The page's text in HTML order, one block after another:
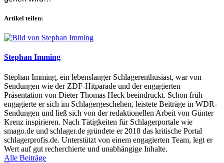
Artikel teilen:
Stephan Imming
Stephan Imming, ein lebenslanger Schlagerenthusiast, war von
Sendungen wie der ZDF-Hitparade und der engagierten
Präsentation von Dieter Thomas Heck beeindruckt. Schon früh
engagierte er sich im Schlagergeschehen, leistete Beiträge in WDR-
Sendungen und ließ sich von der redaktionellen Arbeit von Günter
Krenz inspirieren. Nach Tätigkeiten für Schlagerportale wie
smago.de und schlager.de gründete er 2018 das kritische Portal
schlagerprofis.de. Unterstützt von einem engagierten Team, legt er
Wert auf gut recherchierte und unabhängige Inhalte.
Alle Beiträge